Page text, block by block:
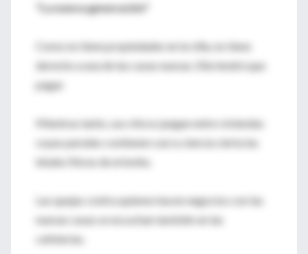
"La nueva generación"
Como no tiene propiedades en la villa, no tiene
derecho a una de las casas nuevas. Ella tendrá que
pagar.
Mientras tanto, sus chicos juegan entre viviendas
cuyas paredes contienen casi a ciencia cierta las
letales fibras de erionita.
Las quejas contra quienes hacen negocios con las
nuevas casas se escuchan también en las
cafeterías.